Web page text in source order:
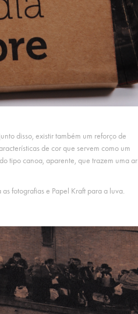
disso, existir também um reforço de
de cor que servem como um
do tipo canoa, aparente, que trazem uma ar
fotografias e Papel Kraft para a luva.